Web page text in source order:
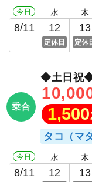
今日
8/11
水
12
定休日
木
13
定休
乗合
◆土日祝◆
1,500
タコ（マ
今日
8/11
水
12
木
13